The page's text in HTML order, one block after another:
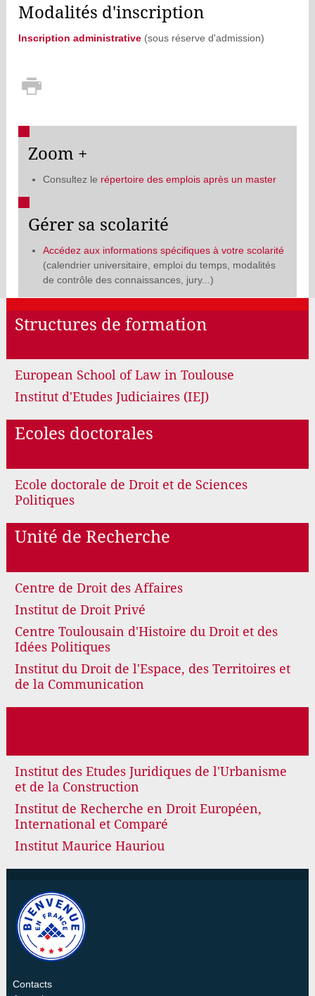
Modalités d'inscription
Inscription administrative (sous réserve d'admission)
Zoom +
Consultez le répertoire des emplois après un master
Gérer sa scolarité
Accédez aux informations spécifiques à votre scolarité
(calendrier universitaire, emploi du temps, modalités
de contrôle des connaissances, jury...)
Structures de formation
European School of Law in Toulouse
Institut d'Etudes Judiciaires (IEJ)
Ecoles doctorales
Ecole doctorale de Droit et de Sciences
Politiques
Unité de Recherche
Centre de Droit des Affaires
Institut de Droit Privé
Centre Toulousain d'Histoire du Droit et des
Idées Politiques
Institut du Droit de l'Espace, des Territoires et
de la Communication
Institut des Etudes Juridiques de l'Urbanisme
et de la Construction
Institut de Recherche en Droit Européen,
International et Comparé
Institut Maurice Hauriou
Contacts